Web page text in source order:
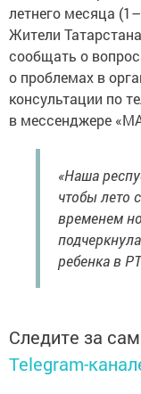
летнего месяца
Жители
сообщать о
о проблемах в
консультации по
в мессенджере
«Наша
чтобы лето
временем
ребенка в РТ
Следите за
Telegram-